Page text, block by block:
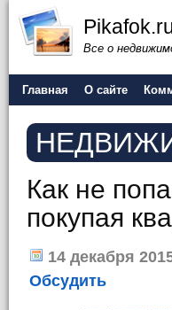
Все о
Главная О сайте
Как не
покупая
14 декабря
Обсудить